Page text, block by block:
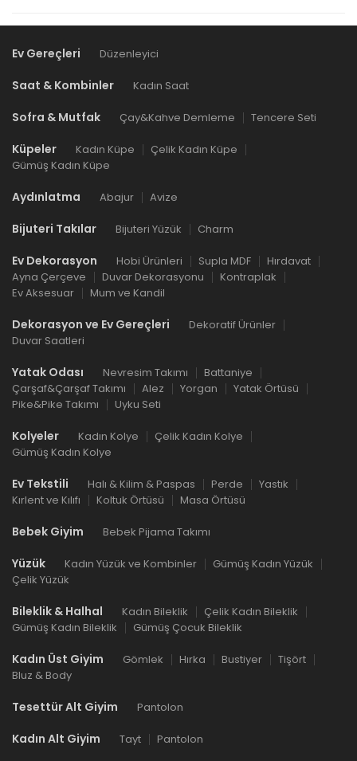
Ev Gereçleri Düzenleyici
Saat & Kombinler Kadın Saat
Sofra & Mutfak Çay&Kahve Demleme Tencere Seti
Küpeler Kadın Küpe
Çelik Kadın Küpe
Gümüş Kadın Küpe
Aydınlatma Abajur Avize
Bijuteri Takılar Bijuteri Yüzük Charm
Ev Dekorasyon Hobi Ürünleri Supla MDF
Hırdavat
Ayna Çerçeve
Duvar Dekorasyonu
Kontraplak
Ev Aksesuar
Mum ve Kandil
Dekorasyon ve Ev Gereçleri
Dekoratif Ürünler
Duvar Saatleri
Yatak Odası Nevresim Takımı
Battaniye
Çarşaf&Çarşaf Takımı
Alez Yorgan
Yatak Örtüsü
Pike&Pike Takımı
Uyku Seti
Kolyeler Kadın Kolye
Çelik Kadın Kolye
Gümüş Kadın Kolye
Ev Tekstili Halı & Kilim & Paspas Perde
Yastık
Kırlent ve Kılıfı
Koltuk Örtüsü Masa Örtüsü
Bebek Giyim Bebek Pijama Takımı
Yüzük Kadın Yüzük ve Kombinler
Gümüş Kadın Yüzük
Çelik Yüzük
Bileklik & Halhal Kadın Bileklik
Çelik Kadın Bileklik
Gümüş Kadın Bileklik
Gümüş Çocuk Bileklik
Kadın Üst Giyim Gömlek Hırka Bustiyer
Tişört
Bluz & Body
Tesettür Alt Giyim Pantolon
Kadın Alt Giyim Tayt Pantolon